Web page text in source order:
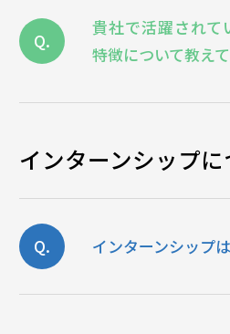
Q.
貴社で活躍されて
特徴について教えて
インターンシップに
Q. インターンシップ